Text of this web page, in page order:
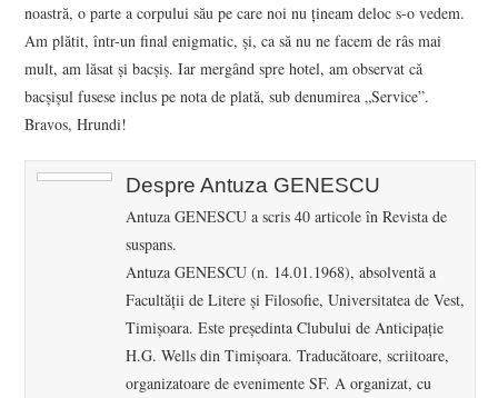
noastră, o parte a corpului său pe care noi nu ţineam deloc s-o vedem.
Am plătit, într-un final enigmatic, şi, ca să nu ne facem de râs mai
mult, am lăsat şi bacşiş. Iar mergând spre hotel, am observat că
bacşişul fusese inclus pe nota de plată, sub denumirea „Service”.
Bravos, Hrundi!
Despre Antuza GENESCU
Antuza GENESCU a scris 40 articole în Revista de
suspans.
Antuza GENESCU (n. 14.01.1968), absolventă a
Facultăţii de Litere şi Filosofie, Universitatea de Vest,
Timişoara. Este preşedinta Clubului de Anticipaţie
H.G. Wells din Timişoara. Traducătoare, scriitoare,
organizatoare de evenimente SF. A organizat, cu